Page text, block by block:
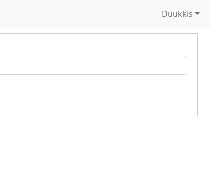
Duukkis